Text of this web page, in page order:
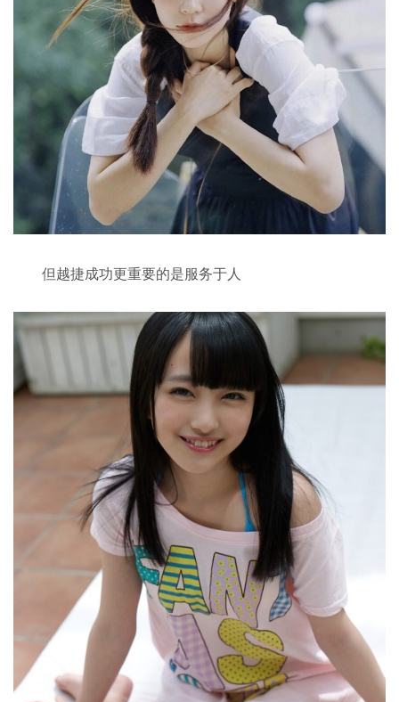
但越捷成功更重要的是服务于人